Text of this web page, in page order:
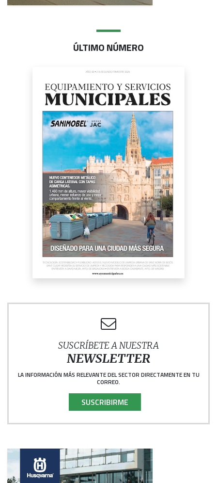
ÚLTIMO NÚMERO
SUSCRÍBETE A NUESTRA
NEWSLETTER
LA INFORMACIÓN MÁS RELEVANTE DEL SECTOR DIRECTAMENTE EN TU
CORREO.
SUSCRIBIRME